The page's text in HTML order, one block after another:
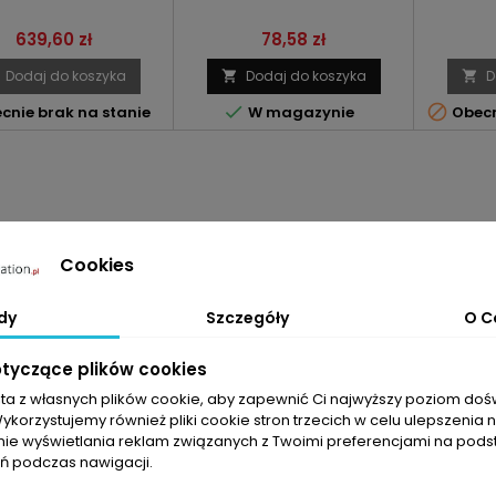
Cena
639,60 zł
Dodaj do koszyka
brak na stanie
Cena
78,58 zł
 Dodaj do koszyka
 W magazynie


Cookies
Szczegóły O
plików cookies
z własnych plików cookie, aby zapewnić Ci najwyższy poziom
również pliki cookie stron trzecich w celu ulepszenia
wyświetlania reklam związanych z Twoimi preferencjami na
podczas nawigacji.